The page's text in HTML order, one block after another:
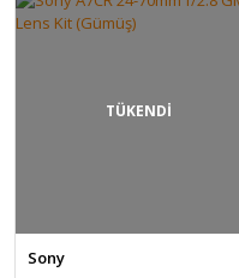
TÜKENDİ
Sony